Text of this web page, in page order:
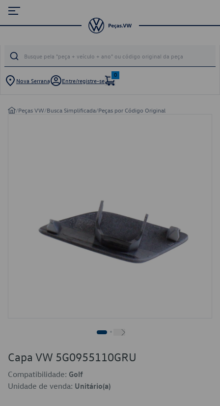
Nova Serrana Entre/registre-se
0
/Peças VW/Busca Simplificada/Peças por Código Original
Capa VW 5G0955110GRU
Compatibilidade: Golf
Unidade de venda: Unitário(a)